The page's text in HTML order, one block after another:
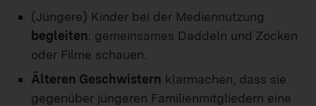
(Jüngere) Kinder bei der Mediennutzung
begleiten: gemeinsames Daddeln und Zocken
oder Filme schauen.
Älteren Geschwistern klarmachen, dass sie
gegenüber jüngeren Familienmitgliedern eine